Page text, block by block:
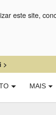
este site,
>
MAIS